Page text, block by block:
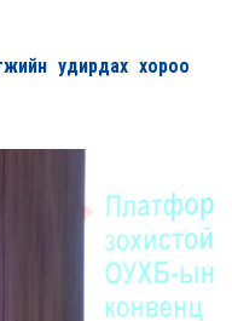
удирдах хороо